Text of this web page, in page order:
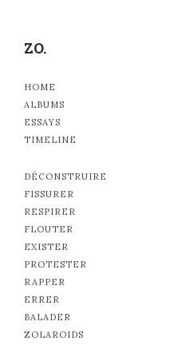
ZO.
HOME
ALBUMS
ESSAYS
TIMELINE
DÉCONSTRUIRE
FISSURER
RESPIRER
FLOUTER
EXISTER
PROTESTER
RAPPER
ERRER
BALADER
ZOLAROIDS